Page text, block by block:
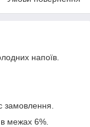
напоїв.
замовлення.
в межах 6%.